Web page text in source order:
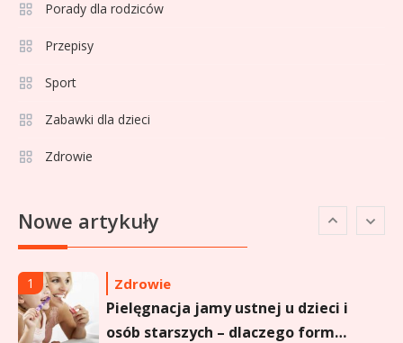
Porady dla rodziców
Przepisy
Sport
Zabawki dla dzieci
Zdrowie
Nowe artykuły
6
aktorce i jej karierze
1 Zdrowie
Pielęgnacja jamy ustnej u dzieci i
osób starszych – dlaczego forma